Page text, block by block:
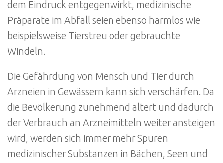
dem Eindruck entgegenwirkt, medizinische
Präparate im Abfall seien ebenso harmlos wie
beispielsweise Tierstreu oder gebrauchte
Windeln.
Die Gefährdung von Mensch und Tier durch
Arzneien in Gewässern kann sich verschärfen. Da
die Bevölkerung zunehmend altert und dadurch
der Verbrauch an Arzneimitteln weiter ansteigen
wird, werden sich immer mehr Spuren
medizinischer Substanzen in Bächen, Seen und